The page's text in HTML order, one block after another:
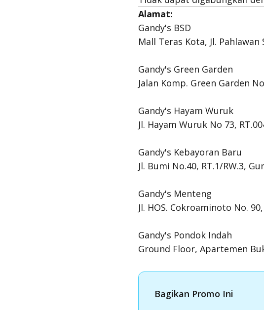
Alamat:
Gandy's BSD
Mall Teras Kota, Jl.
Gandy's Green Garden
Jalan Komp. Green Garden
Gandy's Hayam Wuruk
Jl. Hayam Wuruk No 73,
Gandy's Kebayoran Baru
Jl. Bumi No.40, RT.1/RW.3,
Gandy's Menteng
Jl. HOS. Cokroaminoto No.
Gandy's Pondok Indah
Ground Floor, Apartemen
Bagikan Promo Ini